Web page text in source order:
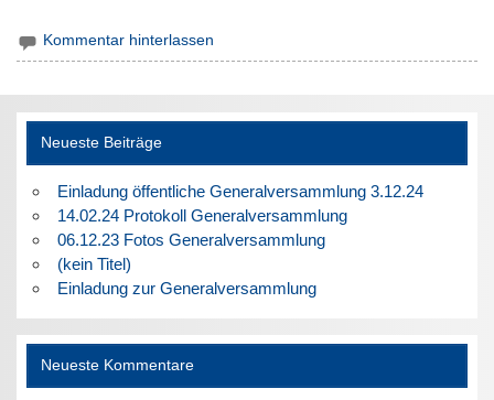
Kommentar hinterlassen
Neueste Beiträge
Einladung öffentliche Generalversammlung 3.12.24
14.02.24 Protokoll Generalversammlung
06.12.23 Fotos Generalversammlung
(kein Titel)
Einladung zur Generalversammlung
Neueste Kommentare